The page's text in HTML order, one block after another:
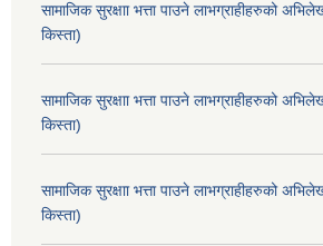
सामाजिक सुरक्षाा भत्ता पाउने लाभग्राहीहरुको
किस्ता)
सामाजिक सुरक्षाा भत्ता पाउने लाभग्राहीहरुको
किस्ता)
सामाजिक सुरक्षाा भत्ता पाउने लाभग्राहीहरुको
किस्ता)